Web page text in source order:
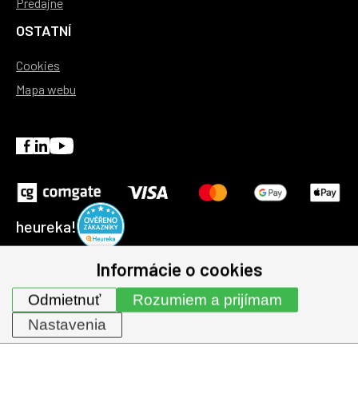
OSTATNÍ
Cookies
Mapa webu
heureka!
© 1991-2026 | GHV Trading, spol. s r.o. všechna práva
vyhrazena.
Informácie o cookies
Rozumiem a prijímam
Odmietnuť
Nastavenia